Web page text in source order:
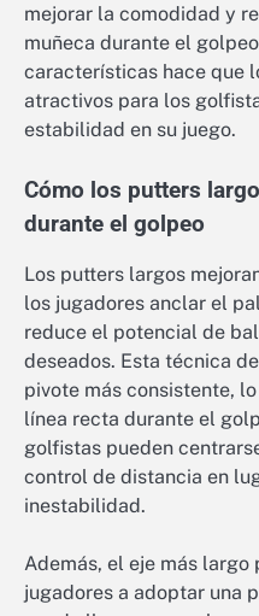
mejorar la comodidad y
muñeca durante el
características hace que
atractivos para los
estabilidad en su juego.
Cómo los putters
durante el golpeo
Los putters largos
los jugadores anclar el
reduce el potencial de
deseados. Esta técnica
pivote más consistente,
línea recta durante el
golfistas pueden
control de distancia en
inestabilidad.
Además, el eje más largo
jugadores a adoptar una